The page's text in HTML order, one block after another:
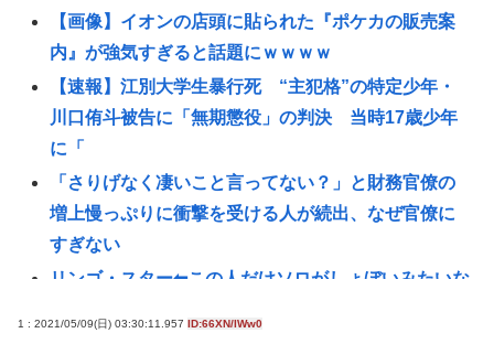
【画像】イオンの店頭に貼られた『ポケカの販売案
内』が強気すぎると話題にｗｗｗｗ
【速報】江別大学生暴行死 “主犯格”の特定少年・
川口侑斗被告に「無期懲役」の判決 当時17歳少年
に「
「さりげなく凄いこと言ってない？」と財務官僚の
増上慢っぷりに衝撃を受ける人が続出、なぜ官僚に
すぎない
リンゴ・スター⬅︎この人だけソロがしょぼいみたいな
1 : 2021/05/09(日) 03:30:11.957 ID:66XN/IWw0